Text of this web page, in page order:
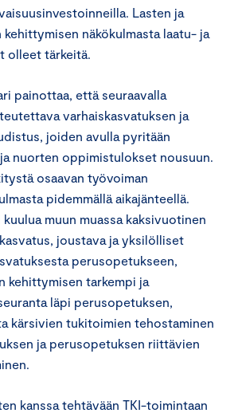
Lasten ja
näkökulmasta laatu- ja
olleet tärkeitä.
painottaa, että seuraavalla
varhaiskasvatuksen ja
joiden avulla pyritään
nuorten oppimistulokset nousuun.
osaavan työvoiman
pidemmällä aikajänteellä.
muun muassa kaksivuotinen
joustava ja yksilölliset
perusopetukseen,
kehittymisen tarkempi ja
läpi perusopetuksen,
kärsivien tukitoimien tehostaminen
ja perusopetuksen riittävien
kanssa tehtävään TKI-toimintaan